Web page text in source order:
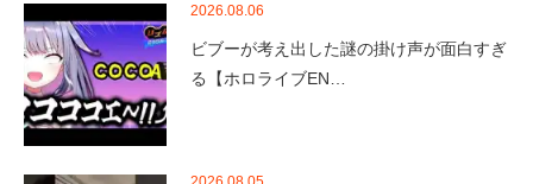
2026.08.06
ビブーが考え出した謎の掛け声が面白すぎ
る【ホロライブEN…